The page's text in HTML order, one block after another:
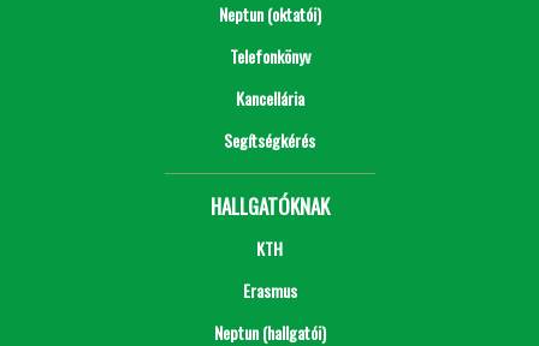
Neptun (oktatói)
Telefonkönyv
Kancellária
Segítségkérés
HALLGATÓKNAK
KTH
Erasmus
Neptun (hallgatói)